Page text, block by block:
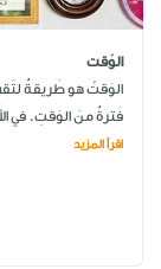
الوَقت
الوَقتُ هو طَريقةٌ
فَترةٌ منَ الوَقتِ. في
اقرأ المزيد